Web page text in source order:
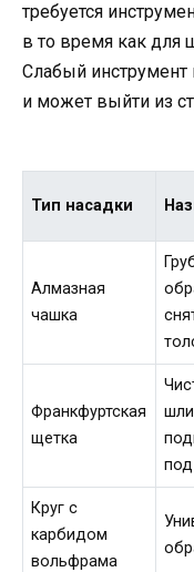
требуется
в то время как для
Слабый инструмент
и может выйти из
Тип насадки
Алмазная
чашка
Франкфуртская
щетка
Круг с
карбидом
вольфрама